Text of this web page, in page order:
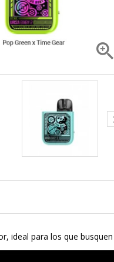

ideal para los que busquen